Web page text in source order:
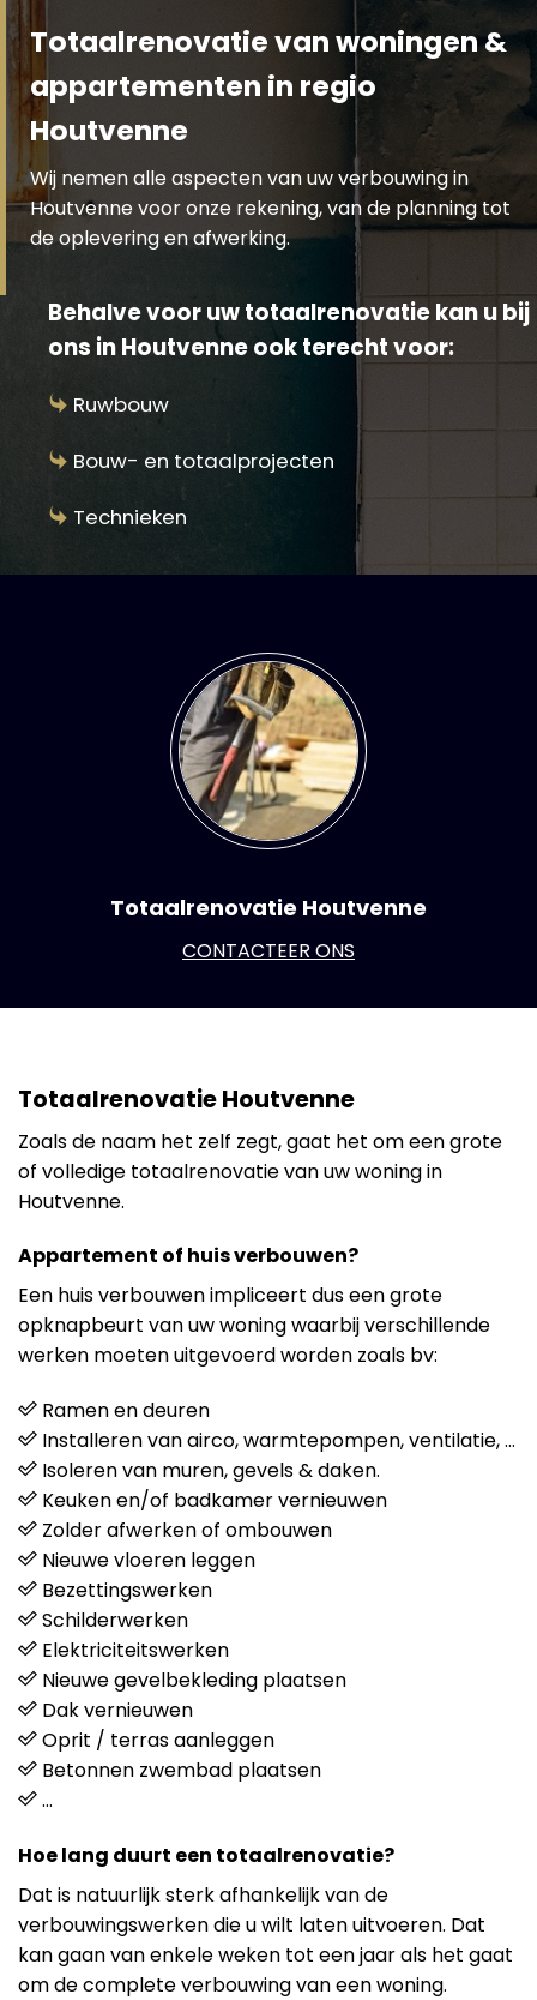
Totaalrenovatie van woningen &
appartementen in regio
Houtvenne
Wij nemen alle aspecten van uw verbouwing in
Houtvenne voor onze rekening, van de planning tot
de oplevering en afwerking.
Behalve voor uw totaalrenovatie kan u bij
ons in Houtvenne ook terecht voor:
Ruwbouw
Bouw- en totaalprojecten
Technieken
Totaalrenovatie Houtvenne
CONTACTEER ONS
Totaalrenovatie Houtvenne
Zoals de naam het zelf zegt, gaat het om een grote
of volledige totaalrenovatie van uw woning in
Houtvenne.
Appartement of huis verbouwen?
Een huis verbouwen impliceert dus een grote
opknapbeurt van uw woning waarbij verschillende
werken moeten uitgevoerd worden zoals bv:
Ramen en deuren
Installeren van airco, warmtepompen, ventilatie, …
Isoleren van muren, gevels & daken.
Keuken en/of badkamer vernieuwen
Zolder afwerken of ombouwen
Nieuwe vloeren leggen
Bezettingswerken
Schilderwerken
Elektriciteitswerken
Nieuwe gevelbekleding plaatsen
Dak vernieuwen
Oprit / terras aanleggen
Betonnen zwembad plaatsen
…
Hoe lang duurt een totaalrenovatie?
Dat is natuurlijk sterk afhankelijk van de
verbouwingswerken die u wilt laten uitvoeren. Dat
kan gaan van enkele weken tot een jaar als het gaat
om de complete verbouwing van een woning.